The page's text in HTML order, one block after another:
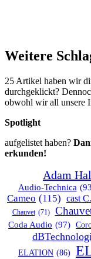
Weitere
25 Artikel haben wir
durchgeklickt?
obwohl wir all unsere
Spotlight
aufgelistet haben?
erkunden!
Adam
Audio-Technica
Cameo (115) cast
Chauvet (71)
Coda Audio (97)
ELATION (86)